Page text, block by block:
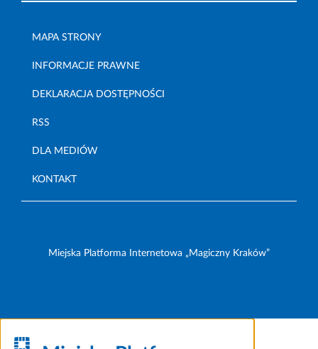
MAPA STRONY
INFORMACJE PRAWNE
DEKLARACJA DOSTĘPNOŚCI
RSS
DLA MEDIÓW
KONTAKT
Miejska Platforma Internetowa „Magiczny Kraków”